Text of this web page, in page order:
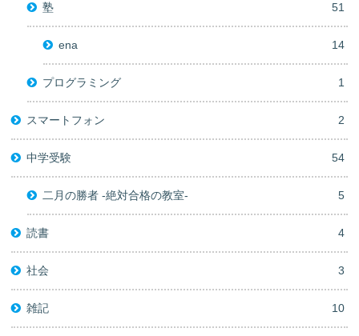
塾 51
ena 14
プログラミング 1
スマートフォン 2
中学受験 54
二月の勝者 -絶対合格の教室- 5
読書 4
社会 3
雑記 10